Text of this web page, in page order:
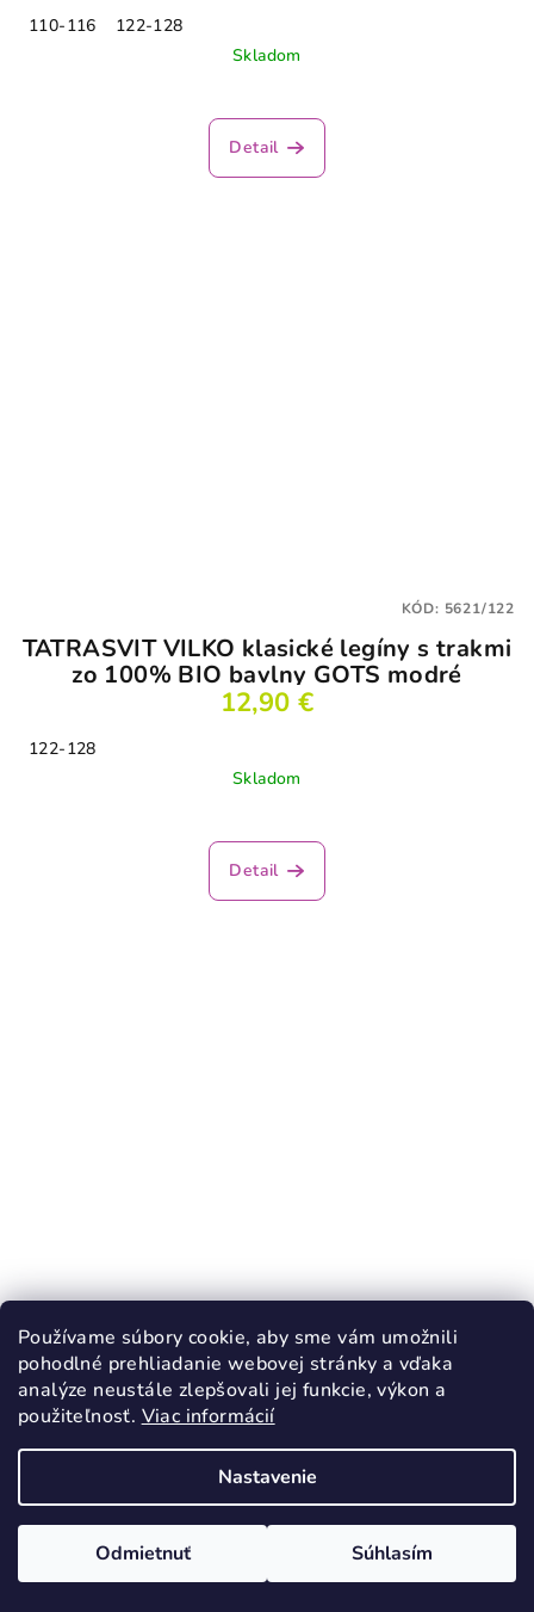
Používame súbory cookie, aby sme vám umožnili
pohodlné prehliadanie webovej stránky a vďaka
analýze neustále zlepšovali jej funkcie, výkon a
použiteľnosť. Viac informácií
Nastavenie
Odmietnuť Súhlasím
110-116
122-128
Skladom
Detail
TATRASVIT VILKO klasické legíny s trakmi
zo 100% BIO bavlny GOTS modré
12,90 €
122-128
Skladom
Detail
KÓD: 5621/122
RAK Inovatívne papuče Riflové otvorená
špička
28,90 €
Skladom
KÓD:51416/23